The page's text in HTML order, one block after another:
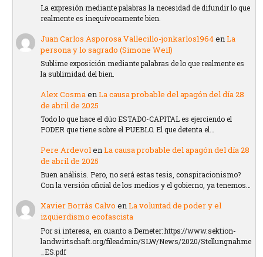
La expresión mediante palabras la necesidad de difundir lo que
realmente es inequívocamente bien.
Juan Carlos Asporosa Vallecillo-jonkarlos1964enLa
persona y lo sagrado (Simone Weil)
Sublime exposición mediante palabras de lo que realmente es
la sublimidad del bien.
Alex CosmaenLa causa probable del apagón del día 28
de abril de 2025
Todo lo que hace el dúo ESTADO-CAPITAL es ejerciendo el
PODER que tiene sobre el PUEBLO. El que detenta el…
Pere ArdevolenLa causa probable del apagón del día 28
de abril de 2025
Buen análisis. Pero, no será estas tesis, conspiracionismo?
Con la versión oficial de los medios y el gobierno, ya tenemos…
Xavier Borràs Calvo enLa voluntad de poder y el
izquierdismo ecofascista
Por si interesa, en cuanto a Demeter: https://www.sektion-
landwirtschaft.org/fileadmin/SLW/News/2020/Stellungnahme
_ES.pdf